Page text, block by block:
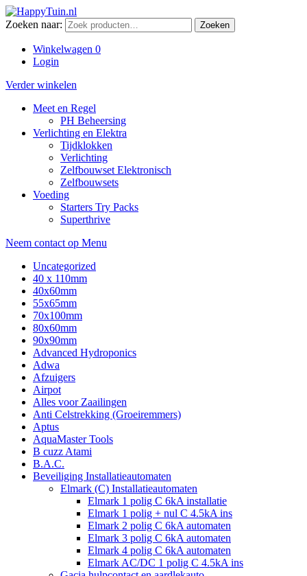
Zoeken naar: Zoeken
Winkelwagen 0
Login
Verder winkelen
Meet en Regel
PH Beheersing
Verlichting en Elektra
Tijdklokken
Verlichting
Zelfbouwset Elektronisch
Zelfbouwsets
Voeding
Starters Try Packs
Superthrive
Neem contact op Menu
Uncategorized
40 x 110mm
40x60mm
55x65mm
70x100mm
80x60mm
90x90mm
Advanced Hydroponics
Adwa
Afzuigers
Airpot
Alles voor Zaailingen
Anti Celstrekking (Groeiremmers)
Aptus
AquaMaster Tools
B cuzz Atami
B.A.C.
Beveiliging Installatieautomaten
Elmark (C) Installatieautomaten
Elmark 1 polig C 6kA installatie
Elmark 1 polig + nul C 4.5kA ins
Elmark 2 polig C 6kA automaten
Elmark 3 polig C 6kA automaten
Elmark 4 polig C 6kA automaten
Elmark AC/DC 1 polig C 4.5kA ins